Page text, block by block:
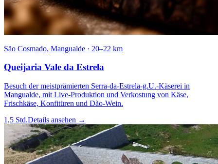
São Cosmado, Mangualde · 20–22 km
Queijaria Vale da Estrela
Besuch der meistprämierten Serra-da-Estrela-g.U.-Käserei in
Mangualde, mit Live-Produktion und Verkostung von Käse,
Frischkäse, Konfitüren und Dão-Wein.
1,5 Std.Details ansehen →